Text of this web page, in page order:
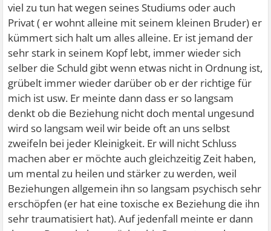
viel zu tun hat wegen seines Studiums oder auch
Privat ( er wohnt alleine mit seinem kleinen Bruder) er
kümmert sich halt um alles alleine. Er ist jemand der
sehr stark in seinem Kopf lebt, immer wieder sich
selber die Schuld gibt wenn etwas nicht in Ordnung ist,
grübelt immer wieder darüber ob er der richtige für
mich ist usw. Er meinte dann dass er so langsam
denkt ob die Beziehung nicht doch mental ungesund
wird so langsam weil wir beide oft an uns selbst
zweifeln bei jeder Kleinigkeit. Er will nicht Schluss
machen aber er möchte auch gleichzeitig Zeit haben,
um mental zu heilen und stärker zu werden, weil
Beziehungen allgemein ihn so langsam psychisch sehr
erschöpfen (er hat eine toxische ex Beziehung die ihn
sehr traumatisiert hat). Auf jedenfall meinte er dann